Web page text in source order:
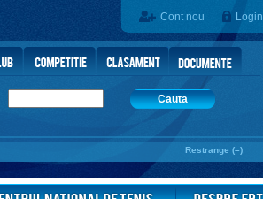
Cont nou Login
Cauta
Restrange (–)